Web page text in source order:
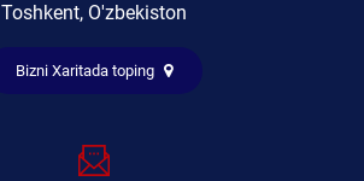
Toshkent, O'zbekiston
Bizni Xaritada toping